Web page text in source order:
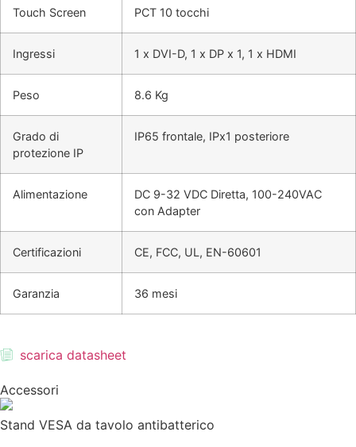
Touch Screen PCT 10 tocchi
Ingressi 1 x DVI-D, 1 x DP x 1, 1 x HDMI
Peso 8.6 Kg
Grado di
protezione IP
IP65 frontale, IPx1 posteriore
Alimentazione
DC 9-32 VDC Diretta, 100-240VAC
con Adapter
Certificazioni CE, FCC, UL, EN-60601
Garanzia 36 mesi
scarica datasheet
Accessori
Stand VESA da tavolo antibatterico